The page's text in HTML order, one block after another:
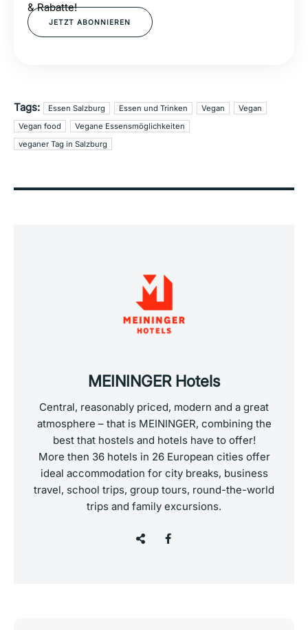
& Rabatte!
JETZT ABONNIEREN
Tags: Essen Salzburg Essen und Trinken Vegan
Vegan
Vegan food
Vegane Essensmöglichkeiten
veganer Tag in Salzburg
MEININGER Hotels
Central, reasonably priced, modern and a great
atmosphere – that is MEININGER, combining the
best that hostels and hotels have to offer!
More then 36 hotels in 26 European cities offer
ideal accommodation for city breaks, business
travel, school trips, group tours, round-the-world
trips and family excursions.